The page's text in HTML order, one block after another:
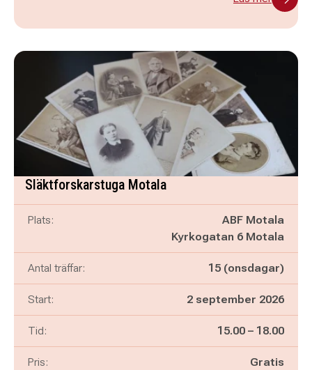
Släktforskarstuga Motala
Plats:
ABF Motala
Kyrkogatan 6 Motala
Antal träffar: 15 (onsdagar)
Start: 2 september 2026
Tid: Pågår mellan
15.00 – och
18.00
Pris: Gratis